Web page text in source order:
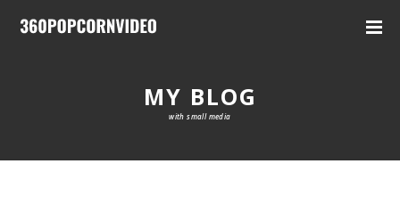
MY BLOG
with small media